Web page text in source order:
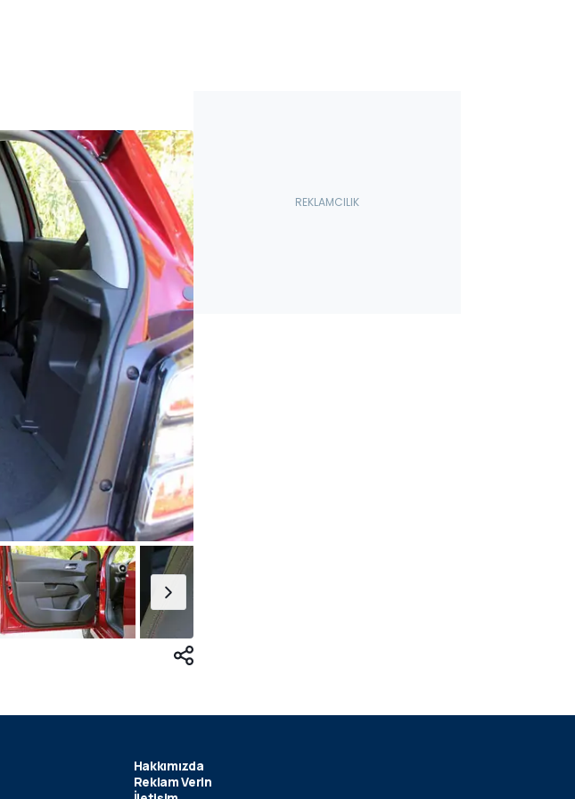
Hakkımızda
Reklam Verin